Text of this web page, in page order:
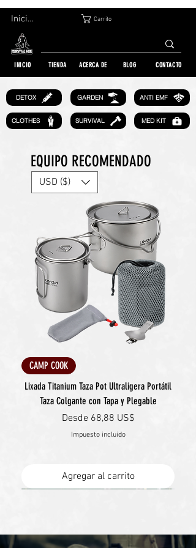
Carrito
Iniciar sesión
INICIO TIENDA ACERCA DE BLOG CONTACTO
DETOX
CLOTHES
GARDEN ANTI EMF
SURVIVAL MED KIT
EQUIPO RECOMENDADO
CAMP COOK
Lixada Titanium Taza Pot Ultraligera Portátil
Taza Colgante con Tapa y Plegable
Desde 68,88 US$
Precio de oferta
Impuesto incluido
Agregar al carrito
USD ($)